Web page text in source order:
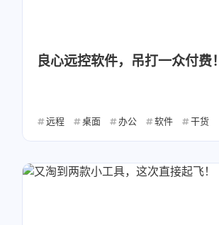
良心远控软件，吊打一众付费！
远程 桌面 办公 软件 干货